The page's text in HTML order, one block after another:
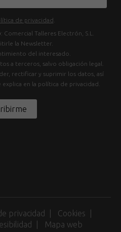
de privacidad
: Comercial Talleres Electrón, S.L.
la Newsletter.
del interesado.
a terceros, salvo obligación legal.
rectificar y suprimir los datos, así
en la política de privacidad.
privacidad
Cookies
Mapa web